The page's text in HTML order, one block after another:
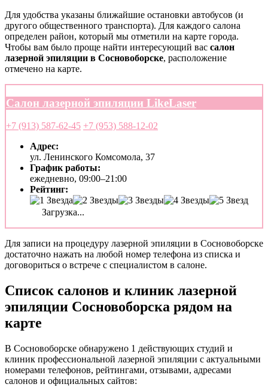
Для удобства указаны ближайшие остановки автобусов (и
другого общественного транспорта). Для каждого салона
определен район, который мы отметили на карте города.
Чтобы вам было проще найти интересующий вас салон
лазерной эпиляции в Сосновоборске, расположение
отмечено на карте.
Салон лазерной эпиляции LikeLaser
+7 (913) 587-62-45 +7 (953) 588-12-02
Адрес:
ул. Ленинского Комсомола, 37
График работы:
ежедневно, 09:00–21:00
Рейтинг:
Загрузка...
Для записи на процедуру лазерной эпиляции в Сосновоборске
достаточно нажать на любой номер телефона из списка и
договориться о встрече с специалистом в салоне.
Список салонов и клиник лазерной
эпиляции Сосновоборска рядом на
карте
В Сосновоборске обнаружено 1 действующих студий и
клиник профессиональной лазерной эпиляции с актуальными
номерами телефонов, рейтингами, отзывами, адресами
салонов и официальных сайтов: